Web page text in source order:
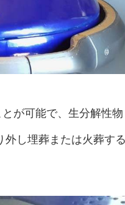
が可能で、生分解性物
外し埋葬または火葬す